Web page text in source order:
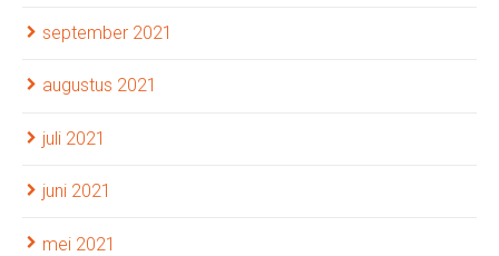
september 2021
augustus 2021
juli 2021
juni 2021
mei 2021